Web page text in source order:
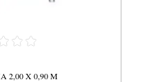
2,00 X 0,90 M